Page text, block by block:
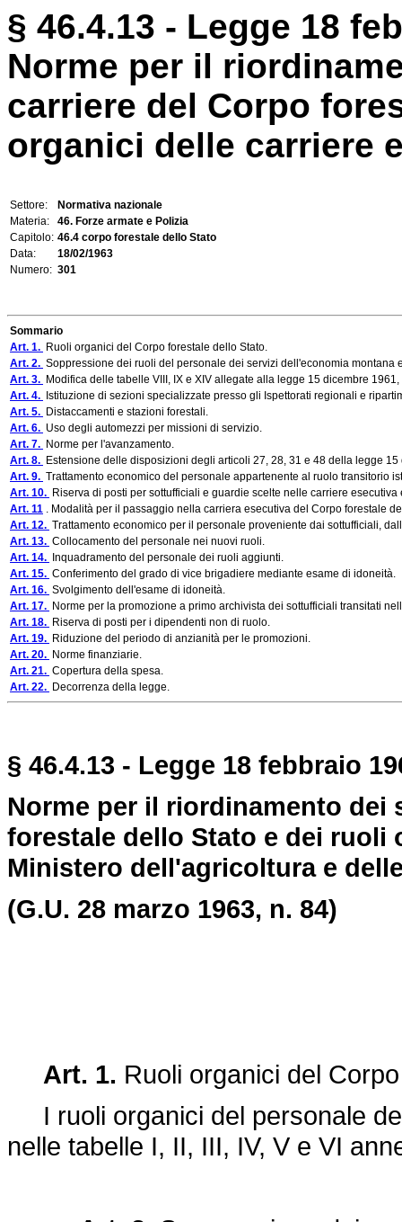
§ 46.4.13 - Legge 18
Norme per il
carriere del Corpo
organici delle carriere
Settore:
Normativa nazionale
Materia:
46. Forze armate e Polizia
Capitolo: 46.4 corpo forestale dello Stato
Data:
18/02/1963
Numero: 301
Sommario
Art. 1. Ruoli organici del Corpo forestale dello Stato.
Art. 2. Soppressione dei ruoli del personale dei servizi dell'economia montana
Art. 3. Modifica delle tabelle VIII, IX e XIV allegate alla legge 15 dicembre 1961,
Art. 4.
Istituzione di sezioni specializzate presso gli Ispettorati regionali e
Art. 5. Distaccamenti e stazioni forestali.
Art. 6. Uso degli automezzi per missioni di servizio.
Art. 7. Norme per l'avanzamento.
Art. 8. Estensione delle disposizioni degli articoli 27, 28, 31 e 48 della legge
Art. 9. Trattamento economico del personale appartenente al ruolo transitorio
Art. 10. Riserva di posti per sottufficiali e guardie scelte nelle carriere esecutiva
Art. 11 . Modalità per il passaggio nella carriera esecutiva del Corpo forestale
Art. 12. Trattamento economico per il personale proveniente dai sottufficiali,
Art. 13. Collocamento del personale nei nuovi ruoli.
Art. 14.
Inquadramento del personale dei ruoli aggiunti.
Art. 15. Conferimento del grado di vice brigadiere mediante esame di idoneità.
Art. 16. Svolgimento dell'esame di idoneità.
Art. 17. Norme per la promozione a primo archivista dei sottufficiali transitati
Art. 18. Riserva di posti per i dipendenti non di ruolo.
Art. 19. Riduzione del periodo di anzianità per le promozioni.
Art. 20. Norme finanziarie.
Art. 21. Copertura della spesa.
Art. 22. Decorrenza della legge.
§ 46.4.13 - Legge 18 febbraio
Norme per il riordinamento dei
forestale dello Stato e dei ruoli
Ministero dell'agricoltura e
(G.U. 28 marzo 1963, n. 84)
Art. 1. Ruoli organici del
I ruoli organici del personale
nelle tabelle I, II, III, IV, V e VI